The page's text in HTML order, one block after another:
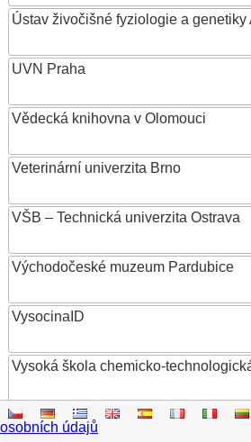
Ústav živočišné fyziologie a genetiky
UVN Praha
Vědecká knihovna v Olomouci
Veterinární univerzita Brno
VŠB – Technická univerzita Ostrava
Východočeské muzeum Pardubice
VysocinaID
Vysoká škola chemicko-
Vysoká škola ekonomická v Praze
osobních údajů